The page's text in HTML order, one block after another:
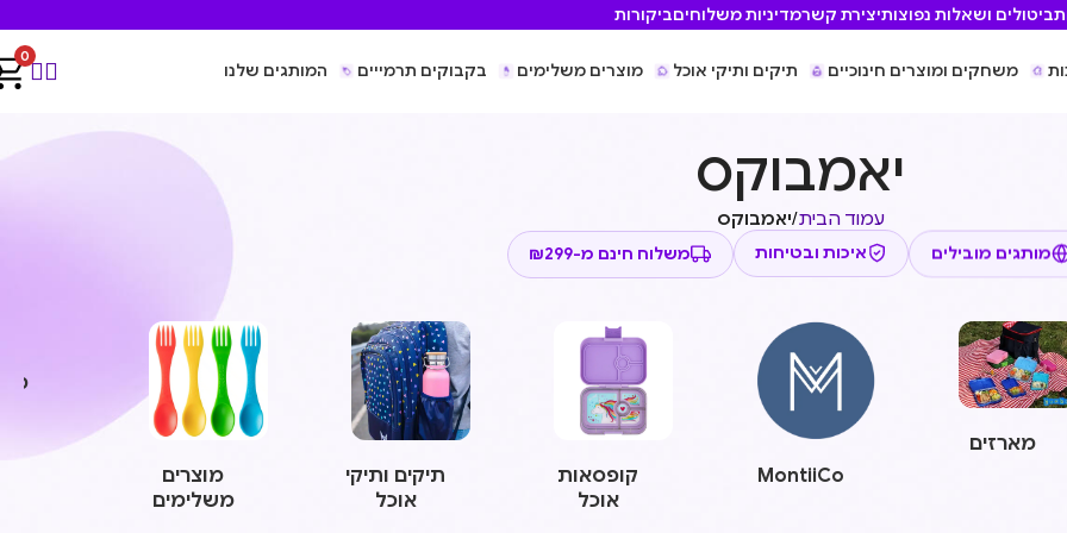
ביטולים ושאלות נפוצותיצירת קשרמדיניות משלוחיםביקורות
משחקים ומוצרים חינוכיים תיקים ותיקי אוכל מוצרים משלימים בקבוקים תרמייים המותגים שלנו
0
יאמבוקס
עמוד הבית/יאמבוקס
מותגים מובילים איכות ובטיחות משלוח חינם מ-₪299
מארזים
MontiiCo
קופסאות
אוכל
תיקים ותיקי
אוכל
מוצרים
משלימים